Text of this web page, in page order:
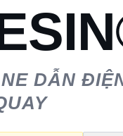
DẪN